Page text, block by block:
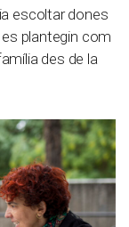
escoltar dones
plantegin com
des de la